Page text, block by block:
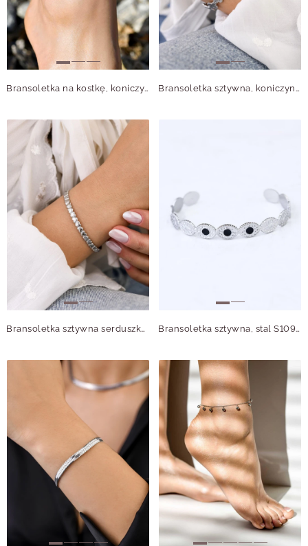
Bransoletka na kostkę, koniczynki, stal S109625S00 Bransoletka sztywna, koniczynki, stal S109105S00
Bransoletka sztywna serduszka, stal S109111S00 Bransoletka sztywna, stal S109104S00